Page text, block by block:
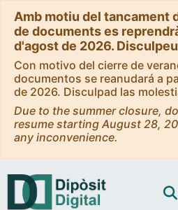
Amb motiu del tancament
de documents es
d'agost de 2026.
Con motivo del cierre de
documentos se reanudará a
de 2026. Disculpad las
Due to the summer closure,
resume starting August 28,
any inconvenience.